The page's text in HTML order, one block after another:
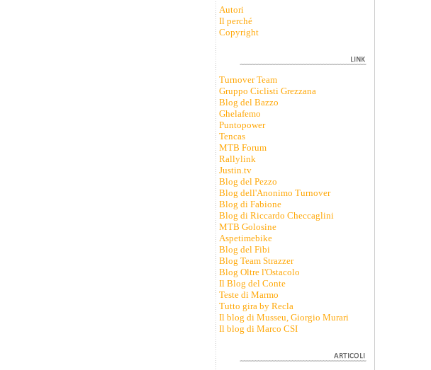
Autori
Il perché
Copyright
Turnover Team
Gruppo Ciclisti Grezzana
Blog del Bazzo
Ghelafemo
Puntopower
Tencas
MTB Forum
Rallylink
Justin.tv
Blog del Pezzo
Blog dell'Anonimo Turnover
Blog di Fabione
Blog di Riccardo Checcaglini
MTB Golosine
Aspetimebike
Blog del Fibi
Blog Team Strazzer
Blog Oltre l'Ostacolo
Il Blog del Conte
Teste di Marmo
Tutto gira by Recla
Il blog di Musseu, Giorgio Murari
Il blog di Marco CSI